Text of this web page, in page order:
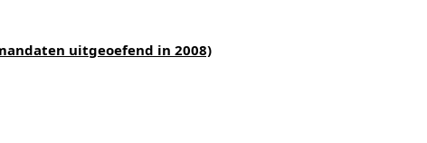
uitgeoefend in 2008)